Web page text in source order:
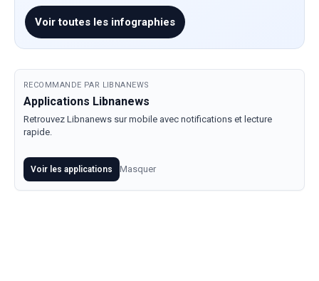
Voir toutes les infographies
RECOMMANDE PAR LIBNANEWS
Applications Libnanews
Retrouvez Libnanews sur mobile avec notifications et lecture
rapide.
Voir les applications Masquer